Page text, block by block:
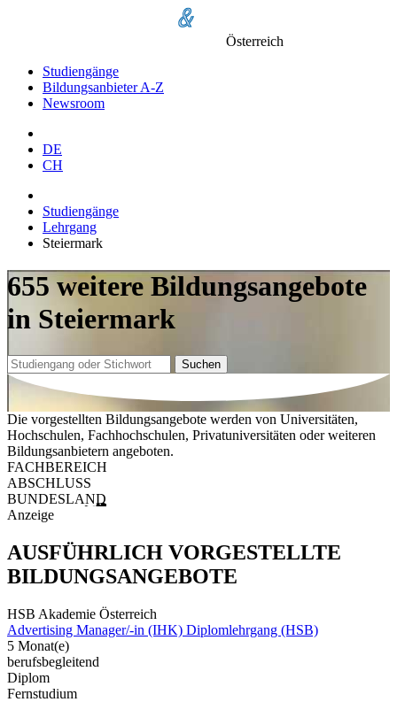
Österreich
Studiengänge
Bildungsanbieter A-Z
Newsroom
DE
CH
Studiengänge
Lehrgang
Steiermark
655 weitere Bildungsangebote
in Steiermark
Suchen
Die vorgestellten Bildungsangebote werden von Universitäten,
Hochschulen, Fachhochschulen, Privatuniversitäten oder weiteren
Bildungsanbietern angeboten.
FACHBEREICH
ABSCHLUSS
BUNDESLAND
Anzeige
AUSFÜHRLICH VORGESTELLTE
BILDUNGSANGEBOTE
HSB Akademie Österreich
Advertising Manager/-in (IHK) Diplomlehrgang (HSB)
5 Monat(e)
berufsbegleitend
Diplom
Fernstudium